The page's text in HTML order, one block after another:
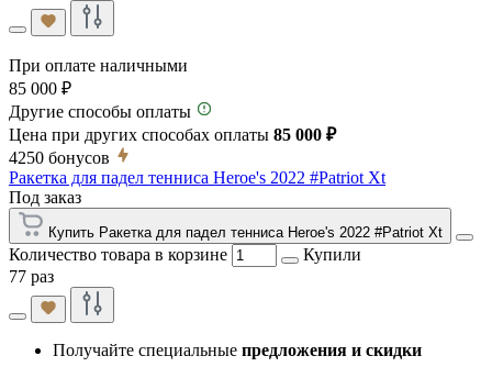
При оплате наличными
85 000 ₽
Другие способы оплаты
Цена при других способах оплаты 85 000 ₽
4250 бонусов
Ракетка для падел тенниса Heroe's 2022 #Patriot Xt
Под заказ
Купить Ракетка для падел тенниса Heroe's 2022 #Patriot Xt
Количество товара в корзине
Купили
77 раз
Получайте специальные предложения и скидки